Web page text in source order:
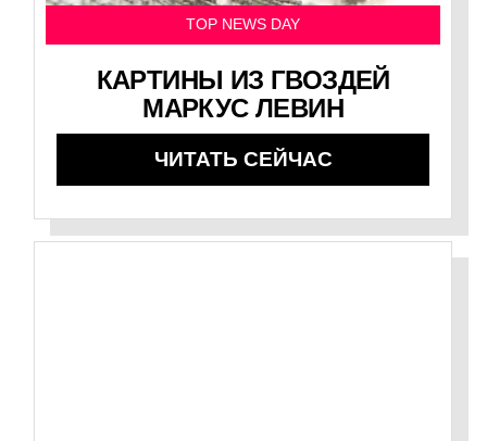
TOP NEWS DAY
КАРТИНЫ ИЗ ГВОЗДЕЙ
МАРКУС ЛЕВИН
ЧИТАТЬ СЕЙЧАС